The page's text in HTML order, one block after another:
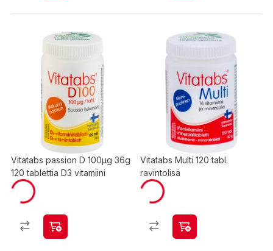
Vitatabs passion D 100µg 36g
120 tablettia D3 vitamiini
Vitatabs Multi 120 tabl.
ravintolisä